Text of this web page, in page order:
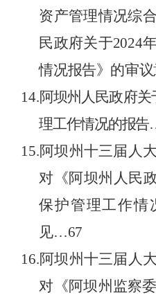
资产管理情况综合
民政府关于2024年
情况报告》 的审
14.阿坝州人民政府
理工作情况的报告
15.阿坝州十三届人
对《阿坝州人民
保护管理工作情
见…67
16.阿坝州十三届人
对《阿坝州监察